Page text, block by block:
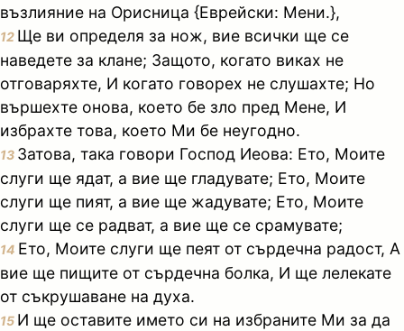
възлияние на Орисница {Еврейски: Мени.},
12 Ще ви определя за нож, вие всички ще се
наведете за клане; Защото, когато виках не
отговаряхте, И когато говорех не слушахте; Но
вършехте онова, което бе зло пред Мене, И
избрахте това, което Ми бе неугодно.
13 Затова, така говори Господ Иеова: Ето, Моите
слуги ще ядат, а вие ще гладувате; Ето, Моите
слуги ще пият, а вие ще жадувате; Ето, Моите
слуги ще се радват, а вие ще се срамувате;
14 Ето, Моите слуги ще пеят от сърдечна радост, А
вие ще пищите от сърдечна болка, И ще лелекате
от съкрушаване на духа.
15 И ще оставите името си на избраните Ми за да